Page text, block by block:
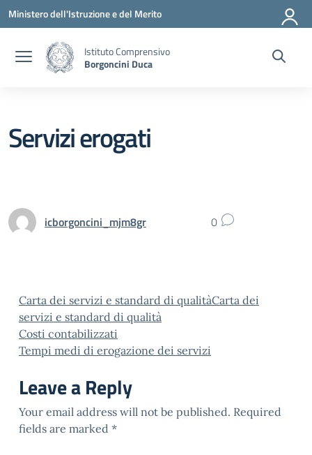
Vai ai contenuti
Vai al menu di navigazione
Vai al footer
Ministero dell'Istruzione e del Merito
Istituto Comprensivo
Borgoncini Duca
Servizi erogati
icborgoncini_mjm8gr 0
Carta dei servizi e standard di qualitàCarta dei
servizi e standard di qualità
Costi contabilizzati
Tempi medi di erogazione dei servizi
Leave a Reply
Your email address will not be published. Required
fields are marked *